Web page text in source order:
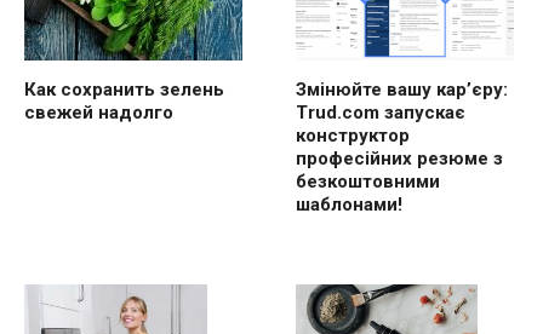
Как сохранить зелень
свежей надолго
Змінюйте вашу кар’єру:
Trud.com запускає
конструктор
професійних резюме з
безкоштовними
шаблонами!